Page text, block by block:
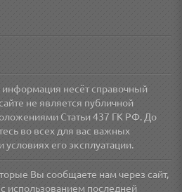
информация несёт справочный
не является публичной
Статьи 437 ГК РФ. До
во всех для вас важных
условиях его эксплуатации.
Вы сообщаете нам через сайт,
последней